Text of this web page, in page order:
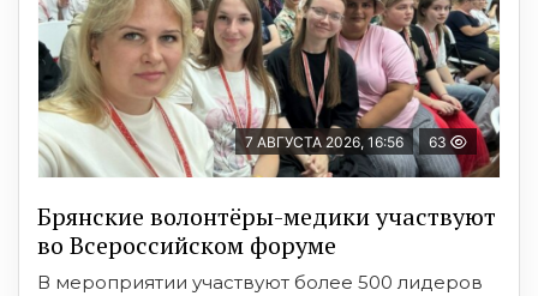
7 АВГУСТА 2026, 16:56 63
Брянские волонтёры-медики участвуют
во Всероссийском форуме
В мероприятии участвуют более 500 лидеров